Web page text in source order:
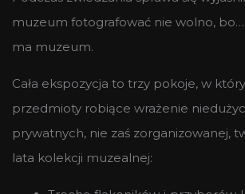
muzeum fotografować nie wolno, bo…
ma muzeum.
Cała ekspozycja to trzy pokoje, w
przedmioty robiące wrażenie
prywatnych, nie zaś zorganizowanej,
lata kolekcji muzealnej: